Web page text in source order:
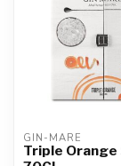
GIN-MARE
Triple Orange